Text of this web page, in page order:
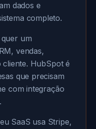
dados e
completo.
um
vendas,
cliente. HubSpot é
que precisam
com integração
SaaS usa Stripe,